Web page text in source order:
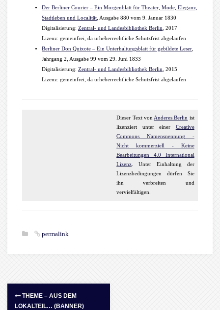
Der Berliner Courier – Ein Morgenblatt für Theater, Mode, Eleganz,
Stadtleben und Localität , Ausgabe 880 vom 9. Januar 1830
Digitalisierung: Zentral- und Landesbibliothek Berlin , 2017
Lizenz: gemeinfrei, da urheberrechtliche Schutzfrist abgelaufen
Berliner Don Quixote – Ein Unterhaltungsblatt für gebildete Leser
Jahrgang 2, Ausgabe 99 vom 29. Juni 1833
Digitalisierung: Zentral- und Landesbibliothek Berlin , 2015
Lizenz: gemeinfrei, da urheberrechtliche Schutzfrist abgelaufen
Dieser TextvonAnderes.Berlin ist
lizenziert unter einer Creative
Commons Namensnennung -
Nicht kommerziell - Keine
Bearbeitungen 4.0 International
Lizenz. Unter Einhaltung der
Lizenzbedingungen dürfen Sie
ihn verbreiten und
vervielfältigen.
permalink
THEME – AUS DEM
LOKALTEIL… (BANNER)